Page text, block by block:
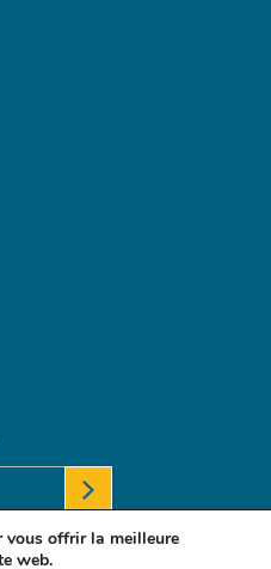
vous offrir la meilleure
web.